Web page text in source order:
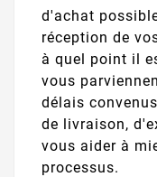
d'achat
réception de
à quel point il
vous
délais
de livraison,
vous aider à
processus.